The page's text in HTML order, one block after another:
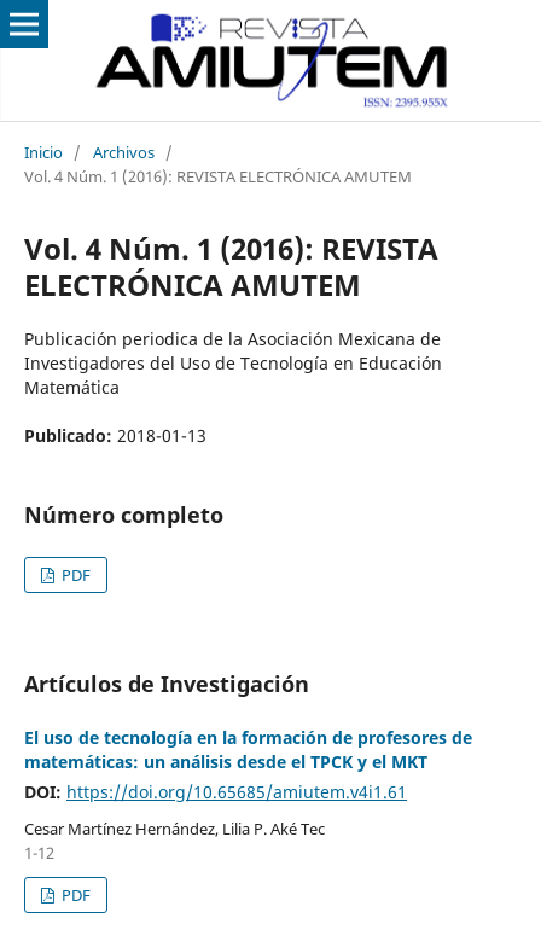
Inicio / Archivos /
Vol. 4 Núm. 1 (2016): REVISTA ELECTRÓNICA AMUTEM
Vol. 4 Núm. 1 (2016): REVISTA
ELECTRÓNICA AMUTEM
Publicación periodica de la Asociación Mexicana de
Investigadores del Uso de Tecnología en Educación
Matemática
Publicado: 2018-01-13
Número completo
PDF
Artículos de Investigación
El uso de tecnología en la formación de profesores de
matemáticas: un análisis desde el TPCK y el MKT
DOI: https://doi.org/10.65685/amiutem.v4i1.61
Cesar Martínez Hernández, Lilia P. Aké Tec
1-12
PDF